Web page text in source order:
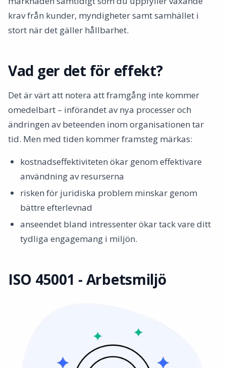
krav från kunder, myndigheter samt samhället i
stort när det gäller hållbarhet.
Vad ger det för effekt?
Det är värt att notera att framgång inte kommer
omedelbart – införandet av nya processer och
ändringen av beteenden inom organisationen tar
tid. Men med tiden kommer framsteg märkas:
kostnadseffektiviteten ökar genom effektivare
användning av resurserna
risken för juridiska problem minskar genom
bättre efterlevnad
anseendet bland intressenter ökar tack vare ditt
tydliga engagemang i miljön.
ISO 45001 - Arbetsmiljö